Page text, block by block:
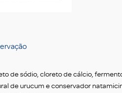
de sódio, cloreto de cálcio,
de urucum e conservador